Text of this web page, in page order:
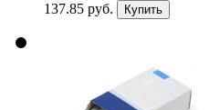
137.85 руб.